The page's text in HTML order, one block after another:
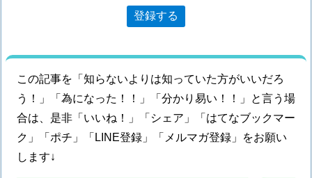
この記事を「知らないよりは知っていた方がいいだろ
う！」「為になった！！」「分かり易い！！」と言う場
合は、是非「いいね！」「シェア」「はてなブックマー
ク」「ポチ」「LINE登録」「メルマガ登録」をお願い
します↓